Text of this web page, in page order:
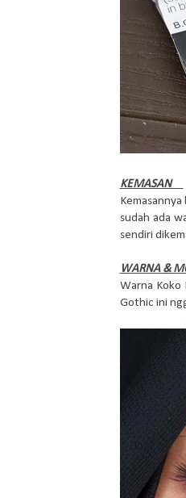
KEMASAN
sudah ada
sendiri
WARNA &
Warna
Gothic ini